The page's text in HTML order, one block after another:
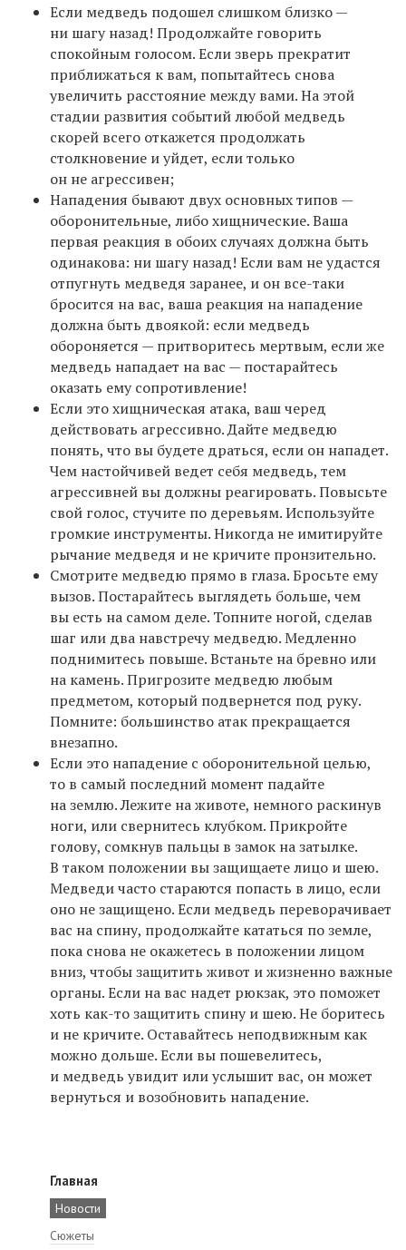
Если медведь подошел слишком близко —
ни шагу назад! Продолжайте говорить
спокойным голосом. Если зверь прекратит
приближаться к вам, попытайтесь снова
увеличить расстояние между вами. На этой
стадии развития событий любой медведь
скорей всего откажется продолжать
столкновение и уйдет, если только
он не агрессивен;
Нападения бывают двух основных типов —
оборонительные, либо хищнические. Ваша
первая реакция в обоих случаях должна быть
одинакова: ни шагу назад! Если вам не удастся
отпугнуть медведя заранее, и он все-таки
бросится на вас, ваша реакция на нападение
должна быть двоякой: если медведь
обороняется — притворитесь мертвым, если же
медведь нападает на вас — постарайтесь
оказать ему сопротивление!
Если это хищническая атака, ваш черед
действовать агрессивно. Дайте медведю
понять, что вы будете драться, если он нападет.
Чем настойчивей ведет себя медведь, тем
агрессивней вы должны реагировать. Повысьте
свой голос, стучите по деревьям. Используйте
громкие инструменты. Никогда не имитируйте
рычание медведя и не кричите пронзительно.
Смотрите медведю прямо в глаза. Бросьте ему
вызов. Постарайтесь выглядеть больше, чем
вы есть на самом деле. Топните ногой, сделав
шаг или два навстречу медведю. Медленно
поднимитесь повыше. Встаньте на бревно или
на камень. Пригрозите медведю любым
предметом, который подвернется под руку.
Помните: большинство атак прекращается
внезапно.
Если это нападение с оборонительной целью,
то в самый последний момент падайте
на землю. Лежите на животе, немного раскинув
ноги, или свернитесь клубком. Прикройте
голову, сомкнув пальцы в замок на затылке.
В таком положении вы защищаете лицо и шею.
Медведи часто стараются попасть в лицо, если
оно не защищено. Если медведь переворачивает
вас на спину, продолжайте кататься по земле,
пока снова не окажетесь в положении лицом
вниз, чтобы защитить живот и жизненно важные
органы. Если на вас надет рюкзак, это поможет
хоть как-то защитить спину и шею. Не боритесь
и не кричите. Оставайтесь неподвижным как
можно дольше. Если вы пошевелитесь,
и медведь увидит или услышит вас, он может
вернуться и возобновить нападение.
Главная
Новости
Сюжеты